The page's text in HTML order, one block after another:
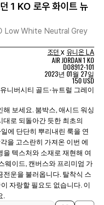
1 KO 로우 화이트 뉴
Low White Neutral Grey
조던 x 유니온 LA
AIR JORDAN 1 KO
DO8912-101
2023년 01월 27일
150 USD
니버시티 골드-뉴트럴 그레이
보세요. 붐박스, 애시드 워싱
로 되돌아간 듯한 최초의
일에 단단히 뿌리내린 룩을 연
을 고스란히 가져온 이번 에
텍스처와 소재로 재현해 여
웨이드, 캔버스와 프리미엄 가
운을 불러옵니다. 탈착식 스
자랑할 필요도 없습니다. 이